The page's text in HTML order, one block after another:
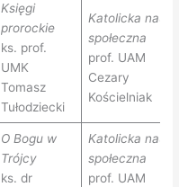
Księgi
prorockie
ks. prof.
UMK
Tomasz
Tułodziecki
Katolicka nauka
społeczna
prof. UAM
Cezary
Kościelniak
O Bogu w
Trójcy
ks. dr
Katolicka nauka
społeczna
prof. UAM